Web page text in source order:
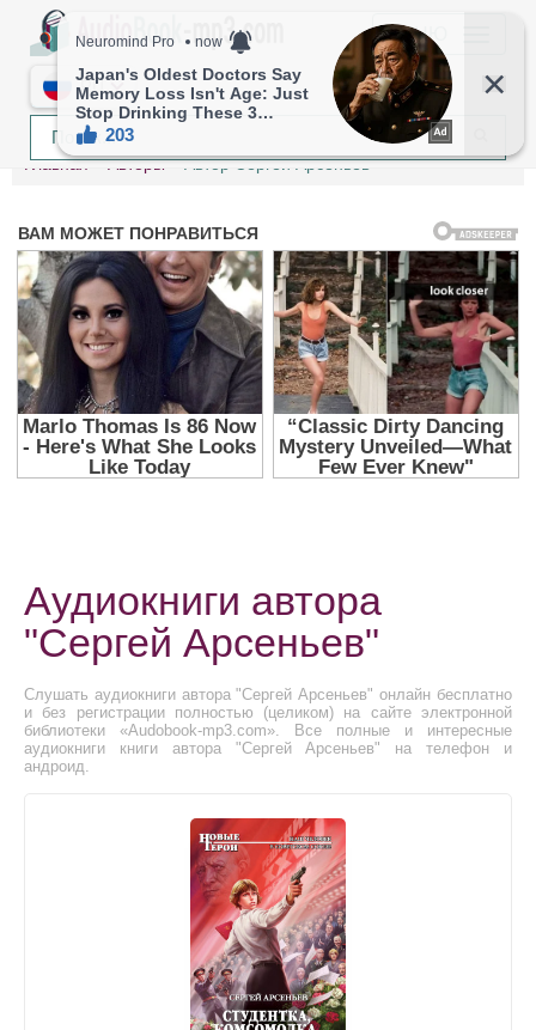
МЕНЮ
RU
Главная Авторы Автор Сергей Арсеньев
Аудиокниги автора
"Сергей Арсеньев"
Слушать аудиокниги автора "Сергей Арсеньев" онлайн бесплатно
и без регистрации полностью (целиком) на сайте электронной
библиотеки «Audobook-mp3.com». Все полные и интересные
аудиокниги книги автора "Сергей Арсеньев" на телефон и
андроид.